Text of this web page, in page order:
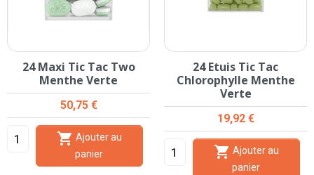
24 Maxi Tic Tac Two
Menthe Verte
Prix
50,75 €

panier
24 Etuis Tic Tac
Chlorophylle Menthe
Verte
Prix
19,92 €

panier